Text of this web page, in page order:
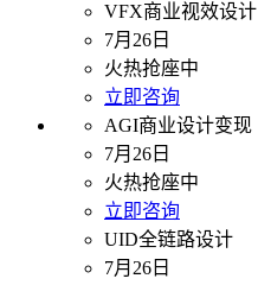
VFX商业视效设计
7月26日
火热抢座中
立即咨询
AGI商业设计变现
7月26日
火热抢座中
立即咨询
UID全链路设计
7月26日